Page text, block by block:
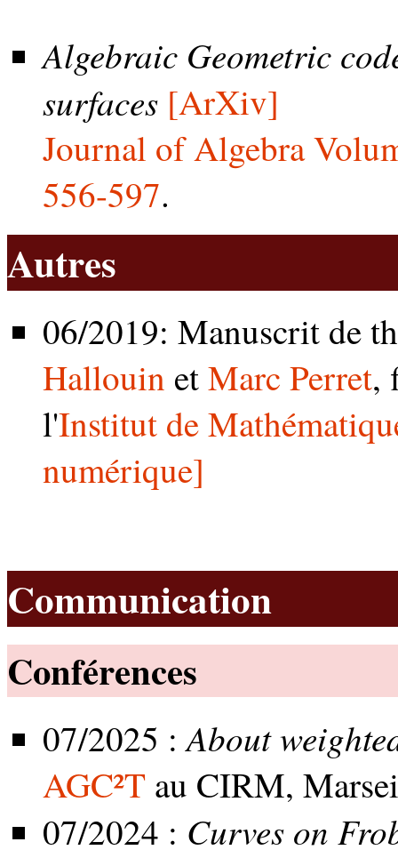
Algebraic Geometric
surfaces [ArXiv]
Journal of Algebra
556-597.
Autres
06/2019: Manuscrit de
Hallouin etMarc Perret,
l'Institut de
numérique]
Communication
Conférences
07/2025 :About
AGC²T au CIRM,
07/2024 : Curves on